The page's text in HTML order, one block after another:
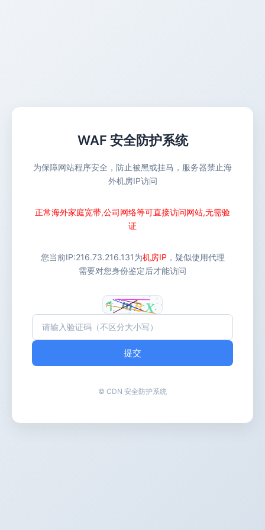
WAF 安全防护系统
为保障网站程序安全，防止被黑或挂马，服务器禁止海
外机房IP访问
正常海外家庭宽带,公司网络等可直接访问网站,无需验
证
您当前IP:216.73.216.131为机房IP ，疑似使用代理
需要对您身份鉴定后才能访问
提交
© CDN 安全防护系统